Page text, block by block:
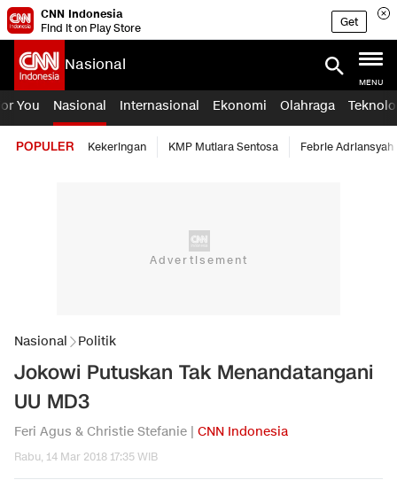
CNN Indonesia
Find it on Play Store
Get
Nasional
MENU
You Nasional Internasional Ekonomi Olahraga
POPULER Kekeringan KMP Mutiara Sentosa Febrie Adriansyah
Nasional Politik
Jokowi Putuskan Tak Menandatangani
UU MD3
Feri Agus & Christie Stefanie | CNN Indonesia
Rabu, 14 Mar 2018 17:35 WIB